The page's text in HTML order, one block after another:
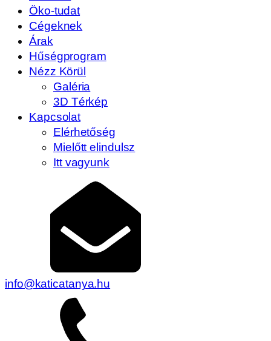
Öko-tudat
Cégeknek
Árak
Hűségprogram
Nézz Körül
Galéria
3D Térkép
Kapcsolat
Elérhetőség
Mielőtt elindulsz
Itt vagyunk
info@katicatanya.hu